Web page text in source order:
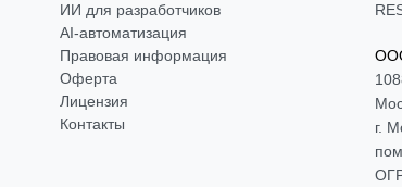
ИИ для разработчиков
AI-автоматизация
Правовая информация
Оферта
Лицензия
Контакты
г.